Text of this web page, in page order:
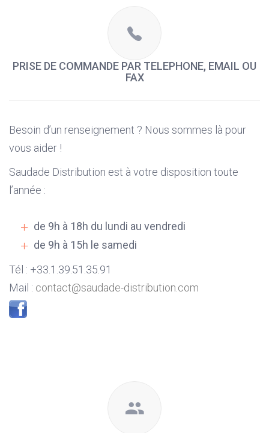
PRISE DE COMMANDE PAR TELEPHONE, EMAIL OU
FAX
Besoin d’un renseignement ? Nous sommes là pour
vous aider !
Saudade Distribution est à votre disposition toute
l’année :
de 9h à 18h du lundi au vendredi
de 9h à 15h le samedi
Tél : +33.1.39.51.35.91
Mail : contact@saudade-distribution.com